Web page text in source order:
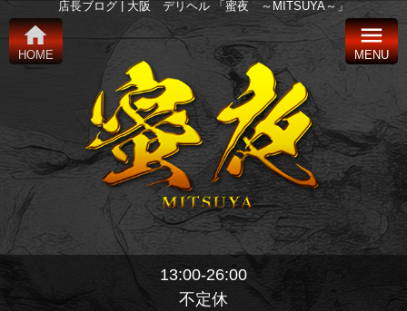
店長ブログ | 大阪 デリヘル 「蜜夜 ～MITSUYA～」
13:00-26:00
不定休
home
HOME
menu
MENU